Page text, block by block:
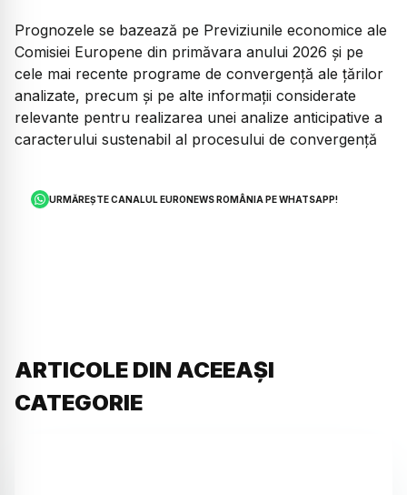
Prognozele se bazează pe Previziunile economice ale
Comisiei Europene din primăvara anului 2026 și pe
cele mai recente programe de convergență ale țărilor
analizate, precum și pe alte informații considerate
relevante pentru realizarea unei analize anticipative a
caracterului sustenabil al procesului de convergență
URMĂREȘTE CANALUL EURONEWS ROMÂNIA PE WHATSAPP!
ARTICOLE DIN ACEEAȘI
CATEGORIE